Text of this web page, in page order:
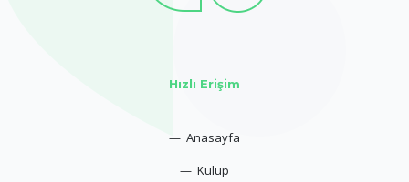
Hızlı Erişim
— Anasayfa
— Kulüp